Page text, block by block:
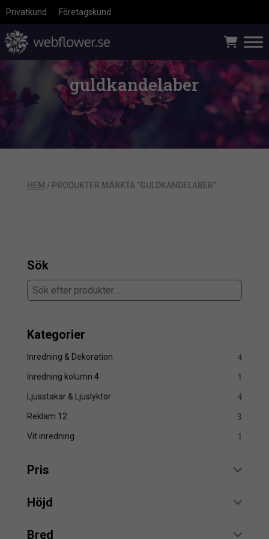
Privatkund Företagskund
guldkandelaber
HEM / PRODUKTER MÄRKTA ”GULDKANDELABER”
Sök
Kategorier
Inredning & Dekoration 4
Inredning kolumn 4 1
Ljusstakar & Ljuslyktor 4
Reklam 12 3
Vit inredning 1
Pris
min.
Höjd
min.
Bred